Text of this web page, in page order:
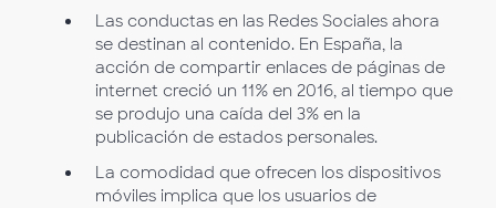
Las conductas en las Redes Sociales ahora
se destinan al contenido. En España, la
acción de compartir enlaces de páginas de
internet creció un 11% en 2016, al tiempo que
se produjo una caída del 3% en la
publicación de estados personales.
La comodidad que ofrecen los dispositivos
móviles implica que los usuarios de